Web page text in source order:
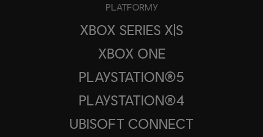
PLATFORMY
XBOX SERIES X|S
XBOX ONE
PLAYSTATION®5
PLAYSTATION®4
UBISOFT CONNECT